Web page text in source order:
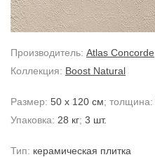
Производитель: Atlas Concorde
Коллекция: Boost Natural
Размер: 50 x 120 см; толщина:
Упаковка: 28 кг; 3 шт.
Тип: керамическая плитка